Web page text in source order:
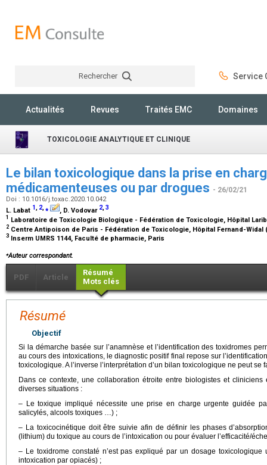
Rechercher Service
Actualités Revues Traités EMC Domaines
TOXICOLOGIE ANALYTIQUE ET CLINIQUE
Le bilan toxicologique dans la prise en
médicamenteuses ou par drogues - 26/02/21
Doi : 10.1016/j.toxac.2020.10.042
L. Labat 1, 2,⁎ , D. Vodovar 2,3
1 Laboratoire de Toxicologie Biologique - Fédération de Toxicologie, Hôpital
2 Centre Antipoison de Paris - Fédération de Toxicologie, Hôpital Fernand-Widal
3 Inserm UMRS 1144, Faculté de pharmacie, Paris
⁎Auteur correspondant.
PDF Article
Résumé
Mots clés
Résumé
Objectif
Si la démarche basée sur l’anamnèse et l’identification des toxidromes
au cours des intoxications, le diagnostic positif final repose sur
toxicologique. A l’inverse l’interprétation d’un bilan toxicologique ne peut
Dans ce contexte, une collaboration étroite entre biologistes et cliniciens
diverses situations :
– Le toxique impliqué nécessite une prise en charge urgente guidée
salicylés, alcools toxiques …) ;
– La toxicocinétique doit être suivie afin de définir les phases
(lithium) du toxique au cours de l’intoxication ou pour évaluer l’efficacité/
– Le toxidrome constaté n’est pas expliqué par un dosage
intoxication par opiacés) ;